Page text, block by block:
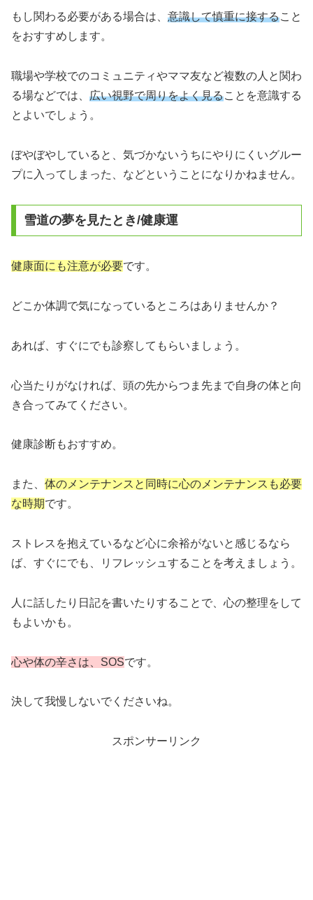
もし関わる必要がある場合は、 意識して慎重に接すること
をおすすめします。
職場や学校でのコミュニティやママ友など複数の人と関わ
る場などでは、 広い視野で周りをよく見ることを意識する
とよいでしょう。
ぼやぼやしていると、気づかないうちにやりにくいグルー
プに入ってしまった、などということになりかねません。
雪道の夢を見たとき/健康運
健康面にも注意が必要です。
どこか体調で気になっているところはありませんか？
あれば、すぐにでも診察してもらいましょう。
心当たりがなければ、頭の先からつま先まで自身の体と向
き合ってみてください。
健康診断もおすすめ。
また、 体のメンテナンスと同時に心のメンテナンスも必要
な時期です。
ストレスを抱えているなど心に余裕がないと感じるなら
ば、すぐにでも、リフレッシュすることを考えましょう。
人に話したり日記を書いたりすることで、心の整理をして
もよいかも。
心や体の辛さは、SOSです。
決して我慢しないでくださいね。
スポンサーリンク